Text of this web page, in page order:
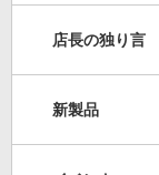
店長の独り言
新製品